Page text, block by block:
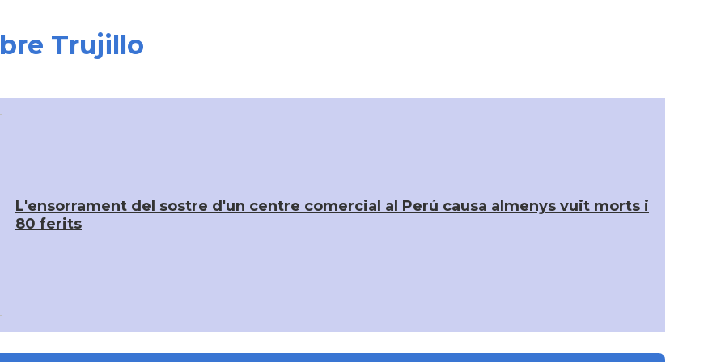
Trujillo
L'ensorrament del sostre d'un centre comercial al Perú causa almenys vuit morts i
80 ferits